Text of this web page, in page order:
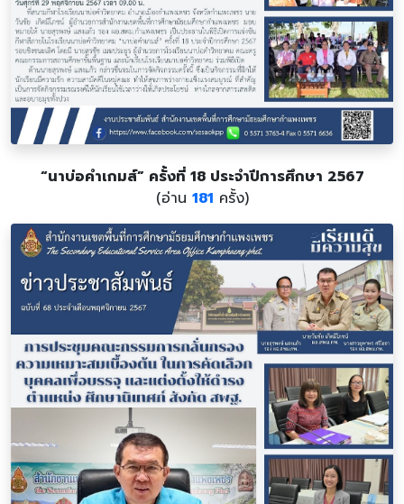
“นาบ่อคำเกมส์” ครั้งที่ 18 ประจำปีการศึกษา 2567
(อ่าน 181 ครั้ง)